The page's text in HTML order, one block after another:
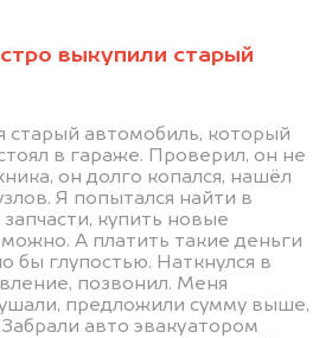
выкупили старый
старый автомобиль, который
в гараже. Проверил, он не
он долго копался, нашёл
Я попытался найти в
купить новые
А платить такие деньги
бы глупостью. Наткнулся в
позвонил. Меня
предложили сумму выше,
авто эвакуатором
проблемного
на разбор.
авто на 20.000 руб.
предлагают на